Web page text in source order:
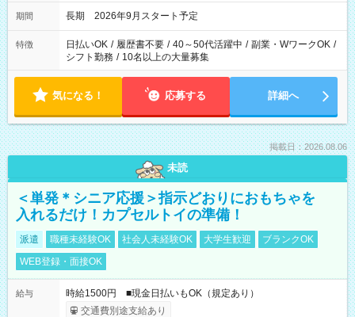
期間 長期 2026年9月スタート予定
特徴 日払いOK / 履歴書不要 / 40～50代活躍中 / 副業・WワークOK /
シフト勤務 / 10名以上の大量募集
気になる！ 応募する 詳細へ
掲載日：2026.08.06
未読
＜単発＊シニア応援＞指示どおりにおもちゃを
入れるだけ！カプセルトイの準備！
派遣 職種未経験OK 社会人未経験OK 大学生歓迎
ブランクOK
WEB登録・面接OK
給与
時給1500円 ■現金日払いもOK（規定あり）
交通費別途支給あり